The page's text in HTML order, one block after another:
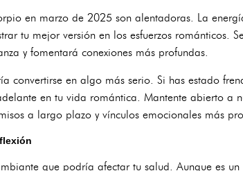
en marzo de 2025 son alentadoras. La
tu mejor versión en los esfuerzos románticos.
y fomentará conexiones más profundas.
convertirse en algo más serio. Si has estado
en tu vida romántica. Mantente abierto a
a largo plazo y vínculos emocionales más
que podría afectar tu salud. Aunque es